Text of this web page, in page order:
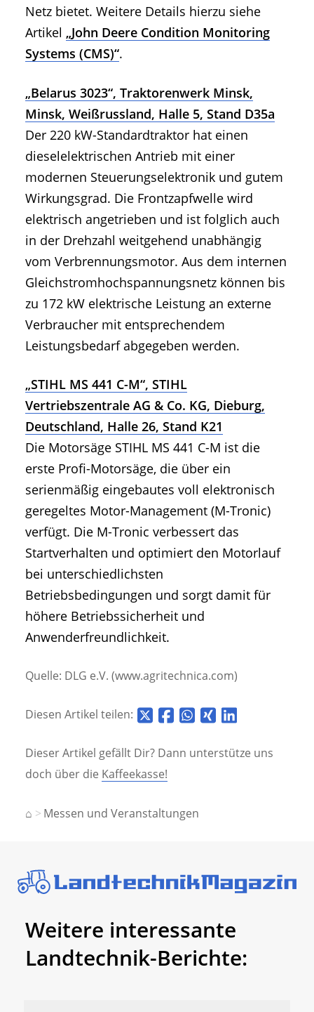
Netz bietet. Weitere Details hierzu siehe
Artikel „John Deere Condition Monitoring
Systems (CMS)“.
„Belarus 3023“, Traktorenwerk Minsk,
Minsk, Weißrussland, Halle 5, Stand D35a
Der 220 kW-Standardtraktor hat einen
dieselelektrischen Antrieb mit einer
modernen Steuerungselektronik und gutem
Wirkungsgrad. Die Frontzapfwelle wird
elektrisch angetrieben und ist folglich auch
in der Drehzahl weitgehend unabhängig
vom Verbrennungsmotor. Aus dem internen
Gleichstromhochspannungsnetz können bis
zu 172 kW elektrische Leistung an externe
Verbraucher mit entsprechendem
Leistungsbedarf abgegeben werden.
„STIHL MS 441 C-M“, STIHL
Vertriebszentrale AG & Co. KG, Dieburg,
Deutschland, Halle 26, Stand K21
Die Motorsäge STIHL MS 441 C-M ist die
erste Profi-Motorsäge, die über ein
serienmäßig eingebautes voll elektronisch
geregeltes Motor-Management (M-Tronic)
verfügt. Die M-Tronic verbessert das
Startverhalten und optimiert den Motorlauf
bei unterschiedlichsten
Betriebsbedingungen und sorgt damit für
höhere Betriebssicherheit und
Anwenderfreundlichkeit.
Quelle: DLG e.V. (www.agritechnica.com)
Diesen Artikel teilen:
Dieser Artikel gefällt Dir? Dann unterstütze uns
doch über die Kaffeekasse!
⌂ Messen und Veranstaltungen
Weitere interessante
Landtechnik-Berichte: